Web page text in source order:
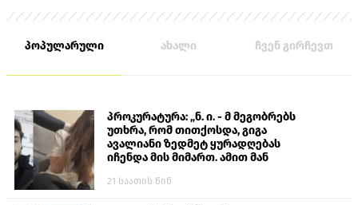
პოპულარული ახალი ჩვენ გირჩევთ
პროკურატურა: „ნ. ი. - მ მეგობრებს
უთხრა, რომ თითქოსდა, გიგა
ავალიანი ზედმეტ ყურადღებას
იჩენდა მის მიმართ. ამით მან
თავს დასხმოდა გიგა ავალიანს“
21 საათის წინ